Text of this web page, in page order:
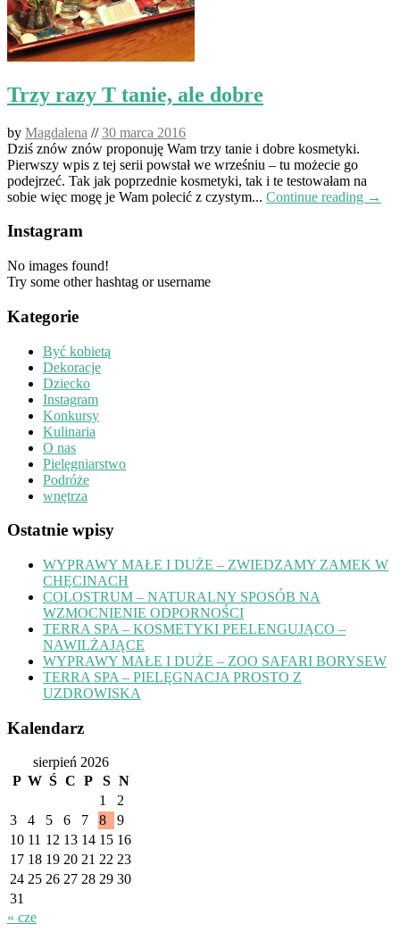
Trzy razy T tanie, ale dobre
by Magdalena //30 marca 2016
Dziś znów znów proponuję Wam trzy tanie i dobre kosmetyki.
Pierwszy wpis z tej serii powstał we wrześniu – tu możecie go
podejrzeć. Tak jak poprzednie kosmetyki, tak i te testowałam na
sobie więc mogę je Wam polecić z czystym... Continue reading →
Instagram
No images found!
Try some other hashtag or username
Kategorie
Być kobietą
Dekoracje
Dziecko
Instagram
Konkursy
Kulinaria
O nas
Pielęgniarstwo
Podróże
wnętrza
Ostatnie wpisy
WYPRAWY MAŁE I DUŻE – ZWIEDZAMY ZAMEK W
CHĘCINACH
COLOSTRUM – NATURALNY SPOSÓB NA
WZMOCNIENIE ODPORNOŚCI
TERRA SPA – KOSMETYKI PEELENGUJĄCO –
NAWILŻAJĄCE
WYPRAWY MAŁE I DUŻE – ZOO SAFARI BORYSEW
TERRA SPA – PIELĘGNACJA PROSTO Z
UZDROWISKA
Kalendarz
sierpień 2026
P W Ś C P S N
1
2
3
4 5 6 7 8
9
10 11 12 13 14 15 16
17 18 19 20 21 22 23
24 25 26 27 28 29 30
31
« cze